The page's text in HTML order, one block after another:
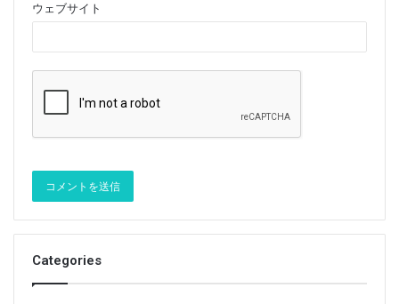
ウェブサイト
Categories